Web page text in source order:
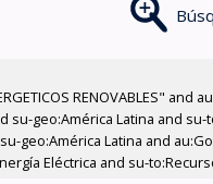
RENOVABLES"
geo:América Latina and
geo:América Latina and
Eléctrica and su-